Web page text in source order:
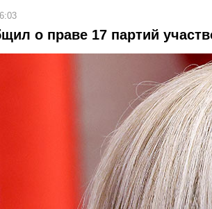
о праве 17 партий